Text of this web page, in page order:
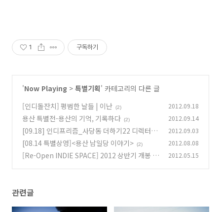
1 구독하기
'Now Playing > 특별기획' 카테고리의 다른 글
[인디돌잔치] 평범한 날들 | 이난 (2) 2012.09.18
용산 특별전-용산의 기억, 기록하다 (2) 2012.09.14
[09.18] 인디프리즘_사당동 더하기22 디렉터스
컷: 별 동네의 꿈 (2)
2012.09.03
[08.14 특별상영]<용산 남일당 이야기> (2) 2012.08.08
[Re-Open INDIE SPACE] 2012 상반기 개봉 독
2012.05.15
관련글